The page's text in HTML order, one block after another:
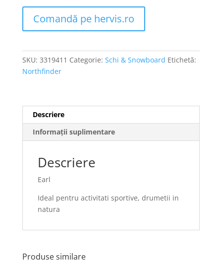
Comandă pe hervis.ro
SKU: 3319411 Categorie: Schi & Snowboard Etichetă:
Northfinder
Descriere
Informații suplimentare
Descriere
Earl
Ideal pentru activitati sportive, drumetii in
natura
Produse similare